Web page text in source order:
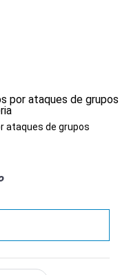
ataques de grupos